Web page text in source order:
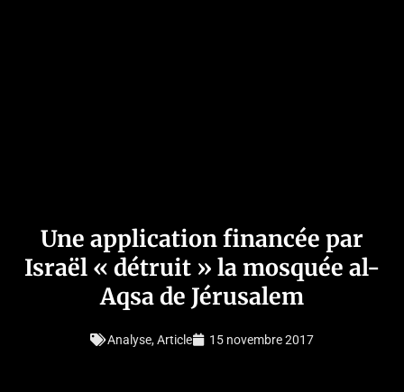
Une application financée par
Israël « détruit » la mosquée al-
Aqsa de Jérusalem
Analyse,Article 15 novembre 2017